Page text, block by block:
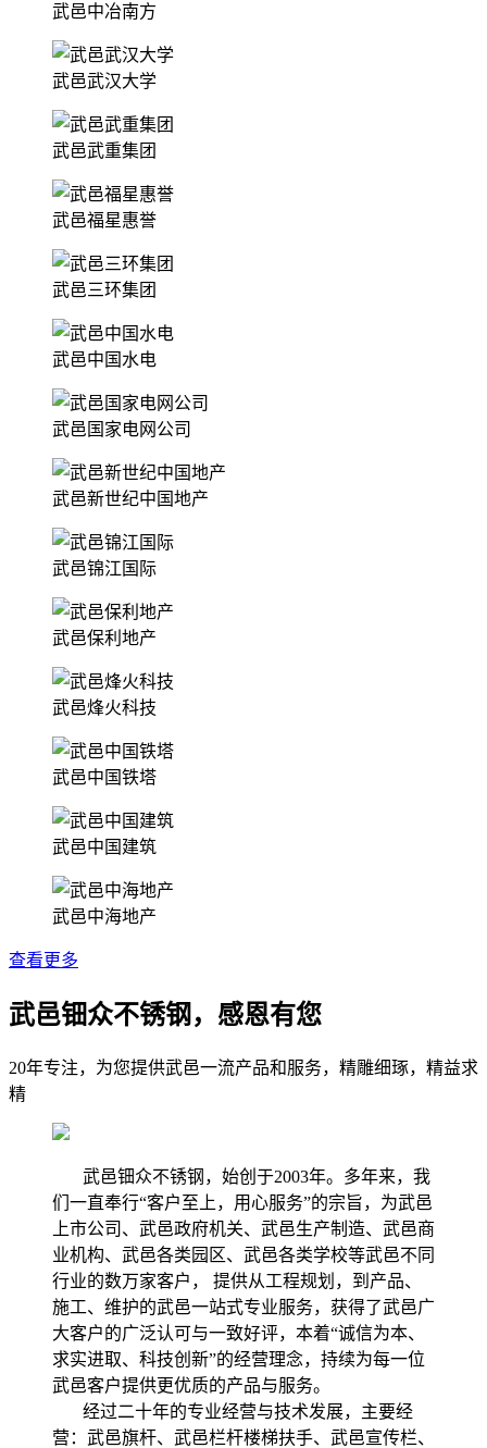
武邑中冶南方
武邑武汉大学
武邑武重集团
武邑福星惠誉
武邑三环集团
武邑中国水电
武邑国家电网公司
武邑新世纪中国地产
武邑锦江国际
武邑保利地产
武邑烽火科技
武邑中国铁塔
武邑中国建筑
武邑中海地产
查看更多
武邑钿众不锈钢，感恩有您
20年专注，为您提供武邑一流产品和服务，精雕细琢，精益求
精
武邑钿众不锈钢，始创于2003年。多年来，我
们一直奉行“客户至上，用心服务”的宗旨，为武邑
上市公司、武邑政府机关、武邑生产制造、武邑商
业机构、武邑各类园区、武邑各类学校等武邑不同
行业的数万家客户， 提供从工程规划，到产品、
施工、维护的武邑一站式专业服务，获得了武邑广
大客户的广泛认可与一致好评，本着“诚信为本、
求实进取、科技创新”的经营理念，持续为每一位
武邑客户提供更优质的产品与服务。
经过二十年的专业经营与技术发展，主要经
营：武邑旗杆、武邑栏杆楼梯扶手、武邑宣传栏、